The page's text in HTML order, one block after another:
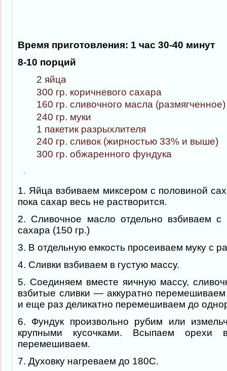
Время приготовления: 1 час 30-40 минут
8-10 порций
2 яйца
300 гр. коричневого сахара
160 гр. сливочного масла (размягченное)
240 гр. муки
1 пакетик разрыхлителя
240 гр. сливок (жирностью 33% и выше)
300 гр. обжаренного фундука
1. Яйца взбиваем миксером с половиной
пока сахар весь не растворится.
2. Сливочное масло отдельно взбиваем с
сахара (150 гр.)
3. В отдельную емкость просеиваем муку с
4. Сливки взбиваем в густую массу.
5. Соединяем вместе яичную массу,
взбитые сливки — аккуратно
и еще раз деликатно перемешиваем до
6. Фундук произвольно рубим или
крупными кусочками. Всыпаем
перемешиваем.
7. Духовку нагреваем до 180С.